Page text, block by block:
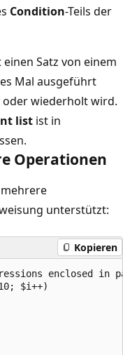
Condition-Teils der
Satz von einem
Mal ausgeführt
wiederholt wird.
list ist in
Operationen
unterstützt:
Kopieren
enclosed in
$i++)